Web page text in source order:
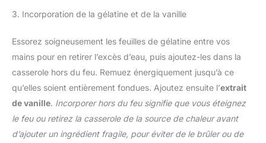
3. Incorporation de la gélatine et de la vanille
Essorez soigneusement les feuilles de gélatine entre vos
mains pour en retirer l’excès d’eau, puis ajoutez-les dans la
casserole hors du feu. Remuez énergiquement jusqu’à ce
qu’elles soient entièrement fondues. Ajoutez ensuite l’extrait
de vanille. Incorporer hors du feu signifie que vous éteignez
le feu ou retirez la casserole de la source de chaleur avant
d’ajouter un ingrédient fragile, pour éviter de le brûler ou de